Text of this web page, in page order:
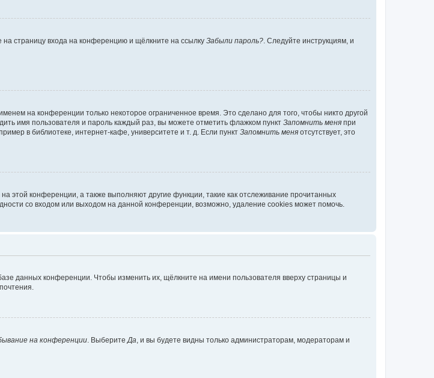
на страницу входа на конференцию и щёлкните на ссылку Забыли пароль? . Следуйте инструкциям, и
на конференции только некоторое ограниченное время. Это сделано для того, чтобы никто другой
имя пользователя и пароль каждый раз, вы можете отметить флажком пункт Запомнить меня при
в библиотеке, интернет-кафе, университете и т. д. Если пункт Запомнить меня отсутствует, это
этой конференции, а также выполняют другие функции, такие как отслеживание прочитанных
со входом или выходом на данной конференции, возможно, удаление cookies может помочь.
данных конференции. Чтобы изменить их, щёлкните на имени пользователя вверху страницы и
на конференции . Выберите Да , и вы будете видны только администраторам, модераторам и